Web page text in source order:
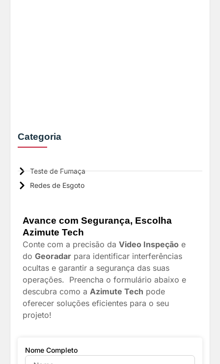
Categoria
Teste de Fumaça
Redes de Esgoto
Avance com Segurança, Escolha
Azimute Tech
Conte com a precisão da Video Inspeção e
do Georadar para identificar interferências
ocultas e garantir a segurança das suas
operações. Preencha o formulário abaixo e
descubra como a Azimute Tech pode
oferecer soluções eficientes para o seu
projeto!
Nome Completo